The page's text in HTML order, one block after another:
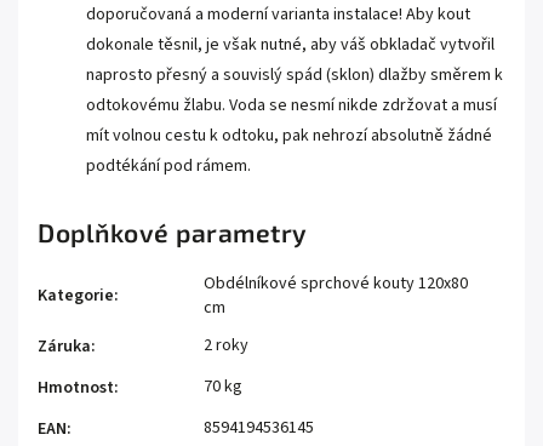
doporučovaná a moderní varianta instalace! Aby kout
dokonale těsnil, je však nutné, aby váš obkladač vytvořil
naprosto přesný a souvislý spád (sklon) dlažby směrem k
odtokovému žlabu. Voda se nesmí nikde zdržovat a musí
mít volnou cestu k odtoku, pak nehrozí absolutně žádné
podtékání pod rámem.
Doplňkové parametry
Kategorie:
Obdélníkové sprchové kouty 120x80
cm
Záruka:
2 roky
Hmotnost:
70 kg
EAN: 8594194536145